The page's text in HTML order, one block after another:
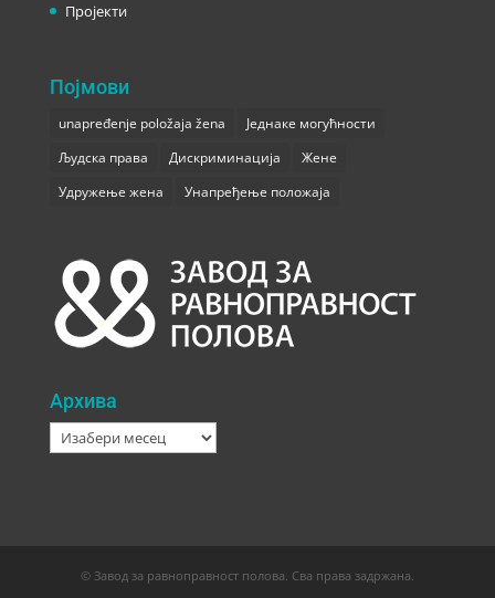
Пројекти
Појмови
unapređenje položaja žena
Једнаке могућности
Људска права
Дискриминација
Жене
Удружење жена
Унапређење положаја
Архива
Архива
© Завод за равноправност полова. Сва права задржана.